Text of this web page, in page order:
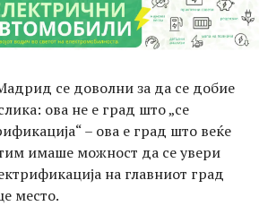
се доволни за да се добие
ова не е град што „се
– ова е град што веќе
имаше можност да се увери
на главниот град
место.